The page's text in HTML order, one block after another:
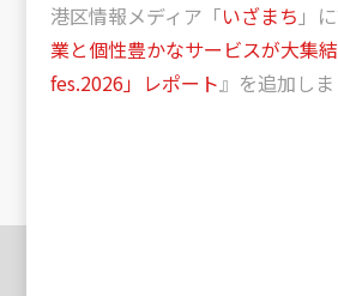
港区情報メディア「いざまち 」
業と個性豊かなサービスが大集
fes.2026」レポート』を追加しま